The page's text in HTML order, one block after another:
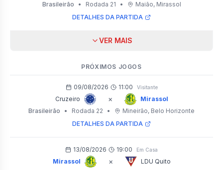
Brasileirão
• Rodada 21 • Maião, Mirassol
DETALHES DA PARTIDA
VER MAIS
PRÓXIMOS JOGOS
09/08/2026 11:00 Visitante
Cruzeiro ×
Mirassol
Brasileirão
• Rodada 22 • Mineirão, Belo Horizonte
DETALHES DA PARTIDA
13/08/2026 19:00 Em Casa
Mirassol ×
LDU Quito